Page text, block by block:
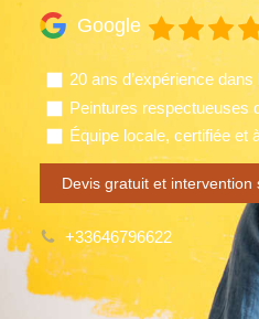
Google
20 ans d’expérience
Peintures respectueuses
Équipe locale, certifiée et
Devis gratuit et intervention
+33646796622